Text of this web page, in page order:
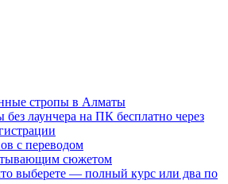
стропы в Алматы
без лаунчера на ПК бесплатно через
с переводом
сюжетом
выберете — полный курс или два по